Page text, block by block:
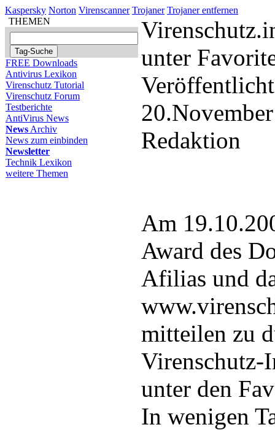
Kaspersky Norton Virenscanner Trojaner Trojaner entfernen
THEMEN
FREE Downloads
Antivirus Lexikon
Virenschutz Tutorial
Virenschutz Forum
Testberichte
AntiVirus News
News Archiv
News zum einbinden
Newsletter
Technik Lexikon
weitere Themen
unter
Redaktion
Am
Award des
Afilias und
mitteilen zu
Virenschutz-
unter den
In wenigen